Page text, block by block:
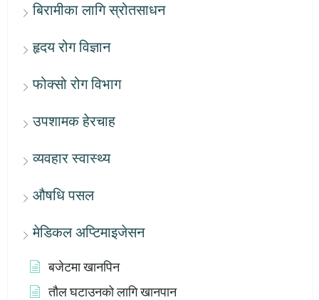
बिरामीका लागि स्रोतसाधन
हृदय रोग विज्ञान
फोक्सो रोग विभाग
उपशामक हेरचाह
व्यवहार स्वास्थ्य
औषधि पसल
मेडिकल अप्टिमाइजेसन
बजेटमा खानपिन
तौल घटाउनको लागि खानपान